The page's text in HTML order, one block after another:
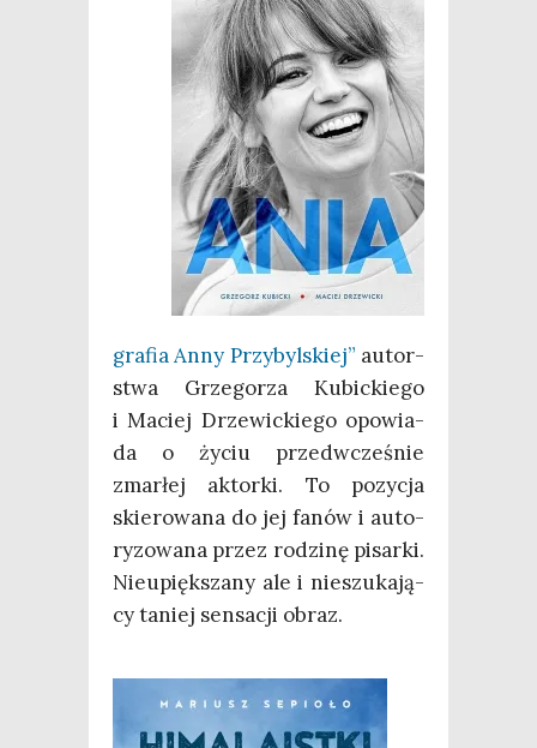
gra­fia Anny Przy­byl­skiej” autor­
stwa Grze­go­rza Kubic­kie­go
i Maciej Drze­wic­kie­go opo­wia­
da o życiu przed­wcze­śnie
zmar­łej aktor­ki. To pozy­cja
skie­ro­wa­na do jej fanów i auto­
ry­zo­wa­na przez rodzi­nę pisar­ki.
Nie­upięk­sza­ny ale i nie­szu­ka­ją­
cy taniej sen­sa­cji obraz.